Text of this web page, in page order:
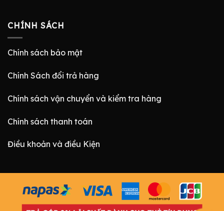
CHÍNH SÁCH
Chính sách bảo mật
Chính Sách đổi trả hàng
Chính sách vận chuyển và kiểm tra hàng
Chính sách thanh toán
Điều khoản và điều Kiện